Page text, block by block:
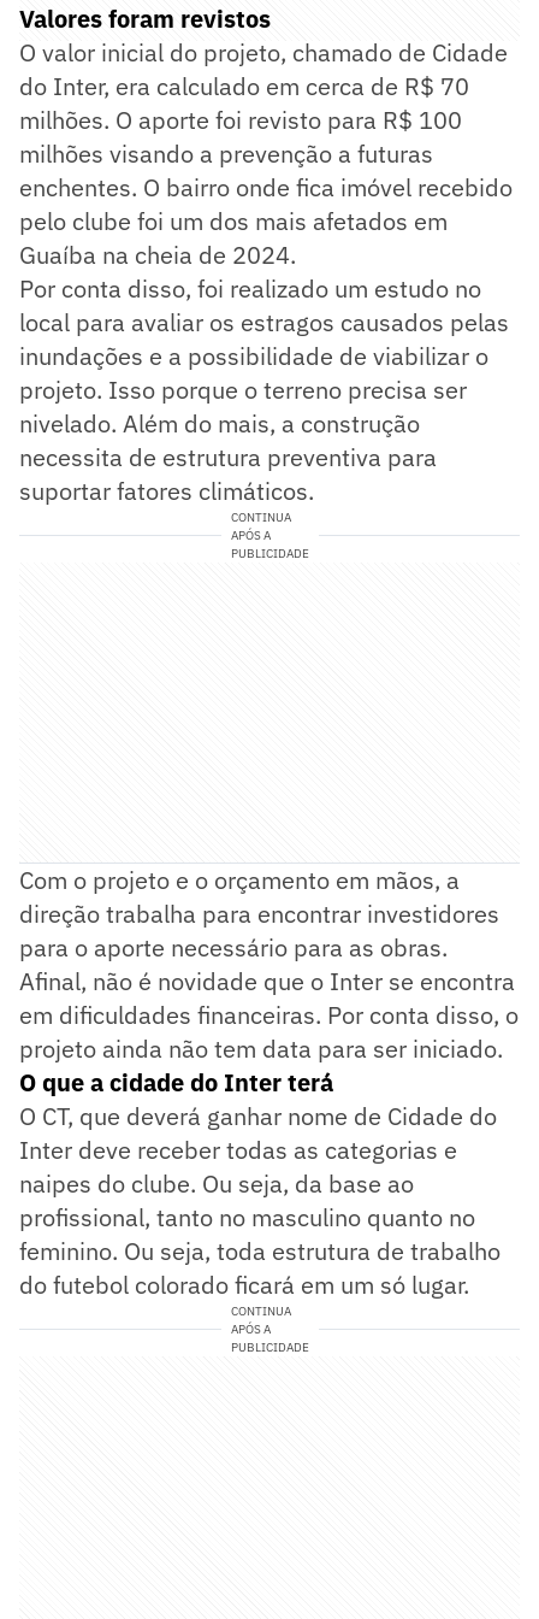
Valores foram revistos
O valor inicial do projeto, chamado de Cidade
do Inter, era calculado em cerca de R$ 70
milhões. O aporte foi revisto para R$ 100
milhões visando a prevenção a futuras
enchentes. O bairro onde fica imóvel recebido
pelo clube foi um dos mais afetados em
Guaíba na cheia de 2024.
Por conta disso, foi realizado um estudo no
local para avaliar os estragos causados pelas
inundações e a possibilidade de viabilizar o
projeto. Isso porque o terreno precisa ser
nivelado. Além do mais, a construção
necessita de estrutura preventiva para
suportar fatores climáticos.
CONTINUA
APÓS A
PUBLICIDADE
Com o projeto e o orçamento em mãos, a
direção trabalha para encontrar investidores
para o aporte necessário para as obras.
Afinal, não é novidade que o Inter se encontra
em dificuldades financeiras. Por conta disso, o
projeto ainda não tem data para ser iniciado.
O que a cidade do Inter terá
O CT, que deverá ganhar nome de Cidade do
Inter deve receber todas as categorias e
naipes do clube. Ou seja, da base ao
profissional, tanto no masculino quanto no
feminino. Ou seja, toda estrutura de trabalho
do futebol colorado ficará em um só lugar.
CONTINUA
APÓS A
PUBLICIDADE